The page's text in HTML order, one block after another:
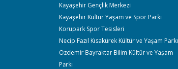
Kayaşehir Gençlik Merkezi
Kayaşehir Kültür Yaşam ve Spor Parkı
Korupark Spor Tesisleri
Necip Fazıl Kısakürek Kültür ve Yaşam Parkı
Özdemir Bayraktar Bilim Kültür ve Yaşam
Parkı